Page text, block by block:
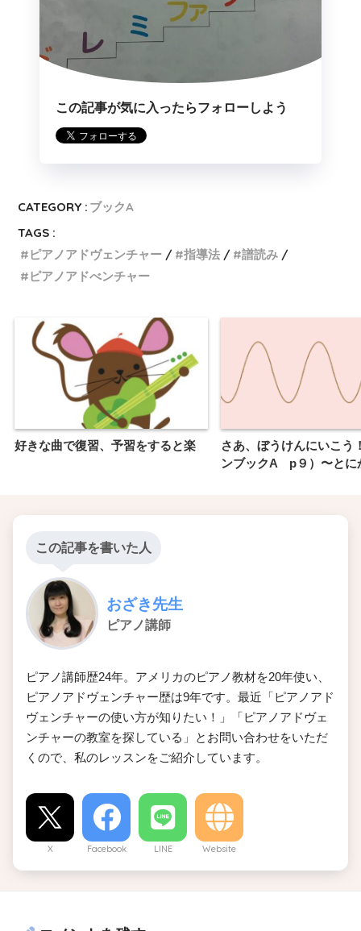
この記事が気に入ったらフォローしよう
CATEGORY : ブックA
TAGS :
ピアノアドヴェンチャー
指導法
譜読み
ピアノアドべンチャー
好きな曲で復習、予習をすると楽
さあ、ぼうけんにいこう
ンブックA p９）〜とに
この記事を書いた人
おざき先生
ピアノ講師
ピアノ講師歴24年。アメリカのピアノ教材を20年使い、
ピアノアドヴェンチャー歴は9年です。最近「ピアノアド
ヴェンチャーの使い方が知りたい！」「ピアノアドヴェ
ンチャーの教室を探している」とお問い合わせをいただ
くので、私のレッスンをご紹介しています。
X Facebook LINE Website